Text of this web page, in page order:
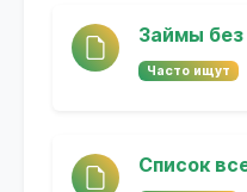
Займы без
Часто ищут
Список